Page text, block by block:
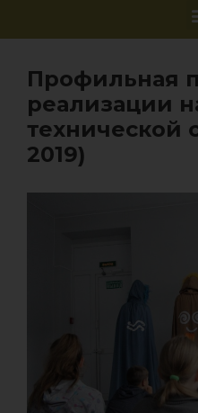
Профильная
реализации
технической
2019)